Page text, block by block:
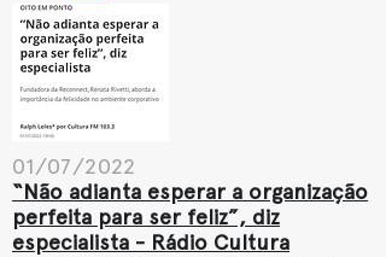
01/07/2022
“Não adianta esperar a organização
perfeita para ser feliz”, diz
especialista - Rádio Cultura